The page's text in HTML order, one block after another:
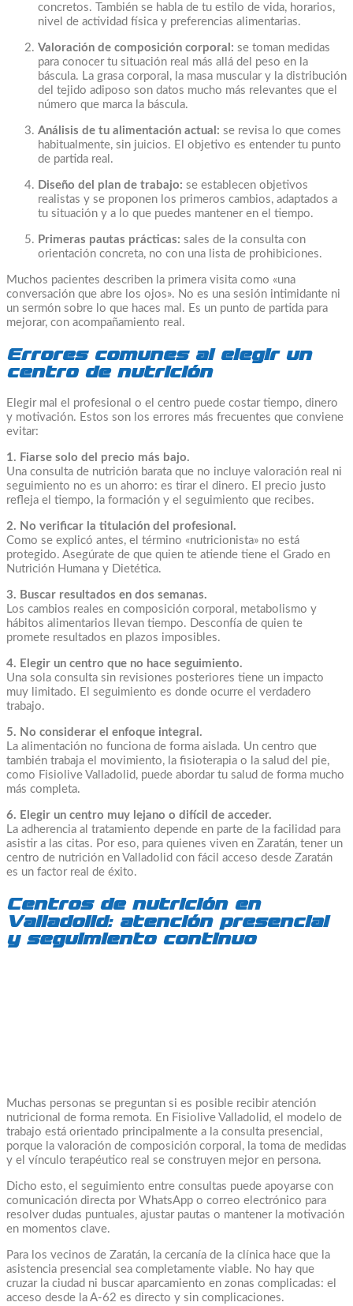
concretos. También se habla de tu estilo de vida, horarios,
nivel de actividad física y preferencias alimentarias.
Valoración de composición corporal: se toman medidas
para conocer tu situación real más allá del peso en la
báscula. La grasa corporal, la masa muscular y la distribución
del tejido adiposo son datos mucho más relevantes que el
número que marca la báscula.
Análisis de tu alimentación actual: se revisa lo que comes
habitualmente, sin juicios. El objetivo es entender tu punto
de partida real.
Diseño del plan de trabajo: se establecen objetivos
realistas y se proponen los primeros cambios, adaptados a
tu situación y a lo que puedes mantener en el tiempo.
Primeras pautas prácticas: sales de la consulta con
orientación concreta, no con una lista de prohibiciones.
Muchos pacientes describen la primera visita como «una
conversación que abre los ojos». No es una sesión intimidante ni
un sermón sobre lo que haces mal. Es un punto de partida para
mejorar, con acompañamiento real.
Errores comunes al elegir un
centro de nutrición
Elegir mal el profesional o el centro puede costar tiempo, dinero
y motivación. Estos son los errores más frecuentes que conviene
evitar:
1. Fiarse solo del precio más bajo.
Una consulta de nutrición barata que no incluye valoración real ni
seguimiento no es un ahorro: es tirar el dinero. El precio justo
refleja el tiempo, la formación y el seguimiento que recibes.
2. No verificar la titulación del profesional.
Como se explicó antes, el término «nutricionista» no está
protegido. Asegúrate de que quien te atiende tiene el Grado en
Nutrición Humana y Dietética.
3. Buscar resultados en dos semanas.
Los cambios reales en composición corporal, metabolismo y
hábitos alimentarios llevan tiempo. Desconfía de quien te
promete resultados en plazos imposibles.
4. Elegir un centro que no hace seguimiento.
Una sola consulta sin revisiones posteriores tiene un impacto
muy limitado. El seguimiento es donde ocurre el verdadero
trabajo.
5. No considerar el enfoque integral.
La alimentación no funciona de forma aislada. Un centro que
también trabaja el movimiento, la fisioterapia o la salud del pie,
como Fisiolive Valladolid, puede abordar tu salud de forma mucho
más completa.
6. Elegir un centro muy lejano o difícil de acceder.
La adherencia al tratamiento depende en parte de la facilidad para
asistir a las citas. Por eso, para quienes viven en Zaratán, tener un
centro de nutrición en Valladolid con fácil acceso desde Zaratán
es un factor real de éxito.
Centros de nutrición en
Valladolid: atención presencial
y seguimiento continuo
Muchas personas se preguntan si es posible recibir atención
nutricional de forma remota. En Fisiolive Valladolid, el modelo de
trabajo está orientado principalmente a la consulta presencial,
porque la valoración de composición corporal, la toma de medidas
y el vínculo terapéutico real se construyen mejor en persona.
Dicho esto, el seguimiento entre consultas puede apoyarse con
comunicación directa por WhatsApp o correo electrónico para
resolver dudas puntuales, ajustar pautas o mantener la motivación
en momentos clave.
Para los vecinos de Zaratán, la cercanía de la clínica hace que la
asistencia presencial sea completamente viable. No hay que
cruzar la ciudad ni buscar aparcamiento en zonas complicadas: el
acceso desde la A-62 es directo y sin complicaciones.